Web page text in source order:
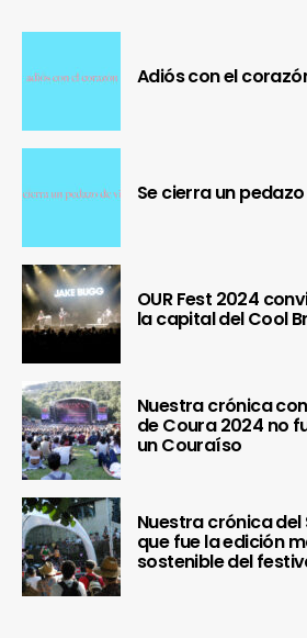
Adiós con el
Se cierra un
OUR Fest 2024
la capital del Cool
Nuestra crónica
de Coura 2024 no
un Couraíso
Nuestra crónica
que fue la edición
sostenible del